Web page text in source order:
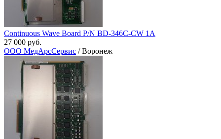
Continuous Wave Board P/N BD-346C-CW 1A
27 000 руб.
ООО МедАрсСервис / Воронеж